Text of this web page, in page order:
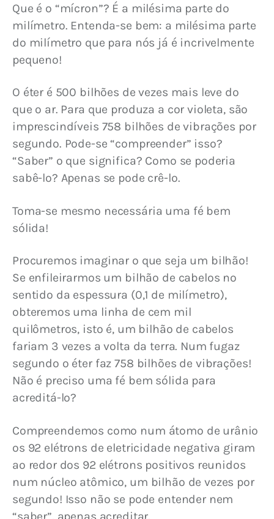
Que é o “mícron”? É a milésima parte do
milímetro. Entenda-se bem: a milésima parte
do milímetro que para nós já é incrivelmente
pequeno!
O éter é 500 bilhões de vezes mais leve do
que o ar. Para que produza a cor violeta, são
imprescindíveis 758 bilhões de vibrações por
segundo. Pode-se “compreender” isso?
“Saber” o que significa? Como se poderia
sabê-lo? Apenas se pode crê-lo.
Toma-se mesmo necessária uma fé bem
sólida!
Procuremos imaginar o que seja um bilhão!
Se enfileirarmos um bilhão de cabelos no
sentido da espessura (0,1 de milímetro),
obteremos uma linha de cem mil
quilômetros, isto é, um bilhão de cabelos
fariam 3 vezes a volta da terra. Num fugaz
segundo o éter faz 758 bilhões de vibrações!
Não é preciso uma fé bem sólida para
acreditá-lo?
Compreendemos como num átomo de urânio
os 92 elétrons de eletricidade negativa giram
ao redor dos 92 elétrons positivos reunidos
num núcleo atômico, um bilhão de vezes por
segundo! Isso não se pode entender nem
“saber”, apenas acreditar.